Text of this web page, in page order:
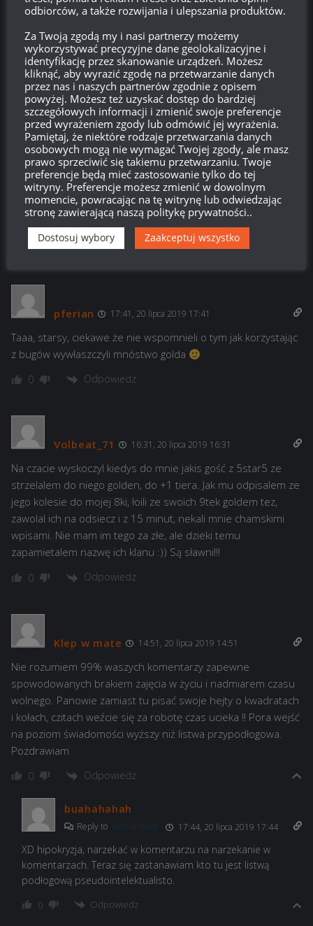
ale jak zobaczylem na czym to polega to zapomnialem ta
oszukuje, wiec czym tu sie podniecac? kto lepsza sraka bez
skilla?
0 Odpowiedz
wot 01 18:37, 20 lipca 2019 18:37
Specjaliści od wypychania i blokowania się wypowiadają? Mam
kilka ciekawych powtórek z akcjami członków tego ,,elitarnego
” klanu. kiedyś myślałem że może trafia do Ciemnoty ,ale
teraz wątpię. Członkowie takich klanów są nietykalni …
0 Odpowiedz
pferian 17:41, 20 lipca 2019 17:41
Taaa, starsy, ciekawe że nie wspomnieli o tym jak korzystając
z bugów wywłaszczyli mnóstwo golda
0 Odpowiedz
Volbeat_71 16:31, 20 lipca 2019 16:31
Na czacie wyskoczyl kiedys do mnie jakis gość z 5star5 ze
strzelalem do niego golden, do +1 tiera. Jak mu odpisalem ze
jego kolesie do mojej 8ki, łoili ze swoich 9tek goldem tez,
zawolal ich na odsiecz i z 15 minut, nekali mnie chamskimi
wpisami. Nie mam im tego za złe, ale dzieki temu
zapamietalem nazwę ich klanu :)) Są sławni!!!
0 Odpowiedz
Klep w mate 14:51, 20 lipca 2019 14:51
Nie rozumiem 99% waszych komentarzy zapewne
spowodowanych brakiem zajęcia w życiu i nadmiarem czasu
wolnego. Panowie zamiast tu pisać swoje hejty o kwadratach
i kołach, czitach weźcie się za robotę czas ucieka !! Pora wejść
na poziom świadomości wyższy niż listwa przypodłogowa.
Pozdrawiam
0 Odpowiedz
buahahahah
Reply to Klep w mate 17:44, 20 lipca 2019 17:44
XD hipokryzja, narzekać w komentarzu na narzekanie w
komentarzach. Teraz się zastanawiam kto tu jest listwą
podłogową pseudointelektualisto.
0 Odpowiedz
odbiorców, a także rozwijania i ulepszania produktów.
Za Twoją zgodą my i nasi partnerzy możemy
wykorzystywać precyzyjne dane geolokalizacyjne i
identyfikację przez skanowanie urządzeń. Możesz
kliknąć, aby wyrazić zgodę na przetwarzanie danych
przez nas i naszych partnerów zgodnie z opisem
powyżej. Możesz też uzyskać dostęp do bardziej
szczegółowych informacji i zmienić swoje preferencje
przed wyrażeniem zgody lub odmówić jej wyrażenia.
Pamiętaj, że niektóre rodzaje przetwarzania danych
osobowych mogą nie wymagać Twojej zgody, ale masz
prawo sprzeciwić się takiemu przetwarzaniu. Twoje
preferencje będą mieć zastosowanie tylko do tej
witryny. Preferencje możesz zmienić w dowolnym
momencie, powracając na tę witrynę lub odwiedzając
stronę zawierającą naszą politykę prywatności..
Dostosuj wybory Zaakceptuj wszystko